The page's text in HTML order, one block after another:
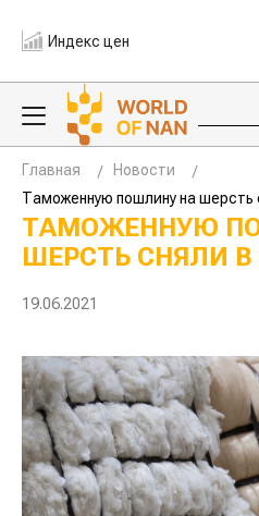
Индекс цен
Главная
Новости
Таможенную пошлину на шерсть
ТАМОЖЕННУЮ
ШЕРСТЬ СНЯЛИ В
19.06.2021